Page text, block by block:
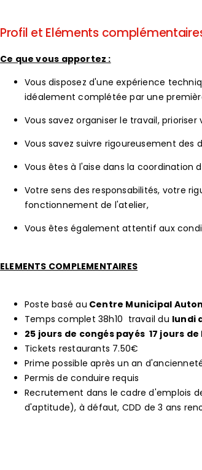
Profil et Eléments
Ce que vous apportez :
Vous disposez d'une expérience
idéalement complétée par une
Vous savez organiser le travail,
Vous savez suivre rigoureusement des
Vous êtes à l'aise dans la coordination
Votre sens des responsabilités, votre
fonctionnement de l'atelier,
Vous êtes également attentif aux
ELEMENTS COMPLEMENTAIRES
Poste basé au Centre Municipal
Temps complet 38h10  travail du lundi
25 jours de congés payés  17 jours
Tickets restaurants 7.50€
Prime possible après un an
Permis de conduire requis
Recrutement dans le cadre d'emplois
d'aptitude), à défaut, CDD de 3 ans